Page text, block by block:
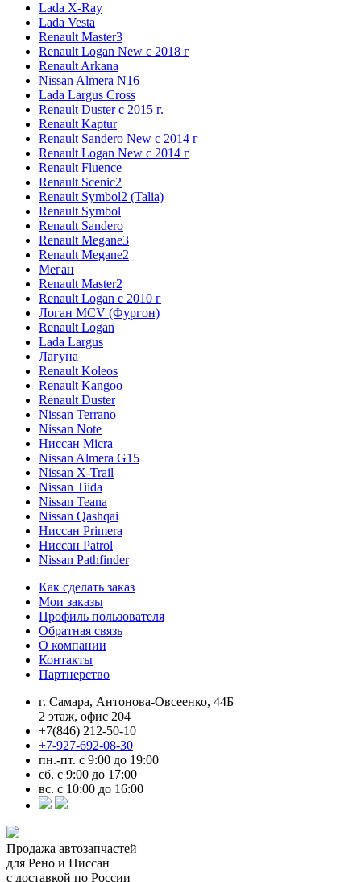
Lada X-Ray
Lada Vesta
Renault Master3
Renault Logan New с 2018 г
Renault Arkana
Nissan Almera N16
Lada Largus Cross
Renault Duster с 2015 г.
Renault Kaptur
Renault Sandero New с 2014 г
Renault Logan New с 2014 г
Renault Fluence
Renault Scenic2
Renault Symbol2 (Talia)
Renault Symbol
Renault Sandero
Renault Megane3
Renault Megane2
Меган
Renault Master2
Renault Logan c 2010 г
Логан МСV (Фургон)
Renault Logan
Lada Largus
Лагуна
Renault Koleos
Renault Kangoo
Renault Duster
Nissan Terrano
Nissan Note
Ниссан Micra
Nissan Almera G15
Nissan X-Trail
Nissan Tiida
Nissan Teana
Nissan Qashqai
Ниссан Primera
Ниссан Patrol
Nissan Pathfinder
Как сделать заказ
Мои заказы
Профиль пользователя
Обратная связь
О компании
Контакты
Партнерство
г. Самара, Антонова-Овсеенко, 44Б
2 этаж, офис 204
+7(846) 212-50-10
+7-927-692-08-30
пн.-пт. с 9:00 до 19:00
сб. с 9:00 до 17:00
вс. с 10:00 до 16:00
Продажа автозапчастей
для Рено и Ниссан
с доставкой по России